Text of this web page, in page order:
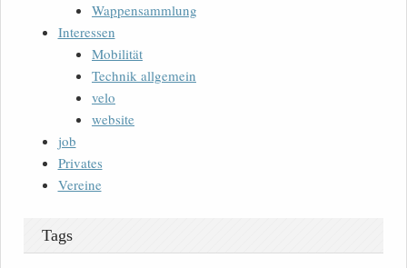
Wappensammlung
Interessen
Mobilität
Technik allgemein
velo
website
job
Privates
Vereine
Tags